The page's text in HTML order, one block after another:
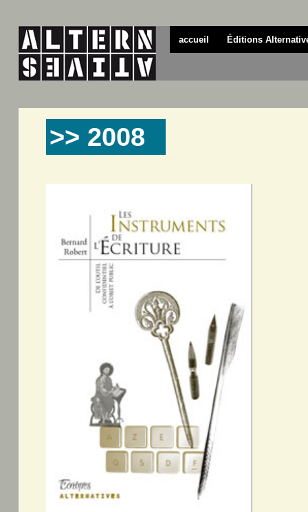
accueil Éditions
>> 2008